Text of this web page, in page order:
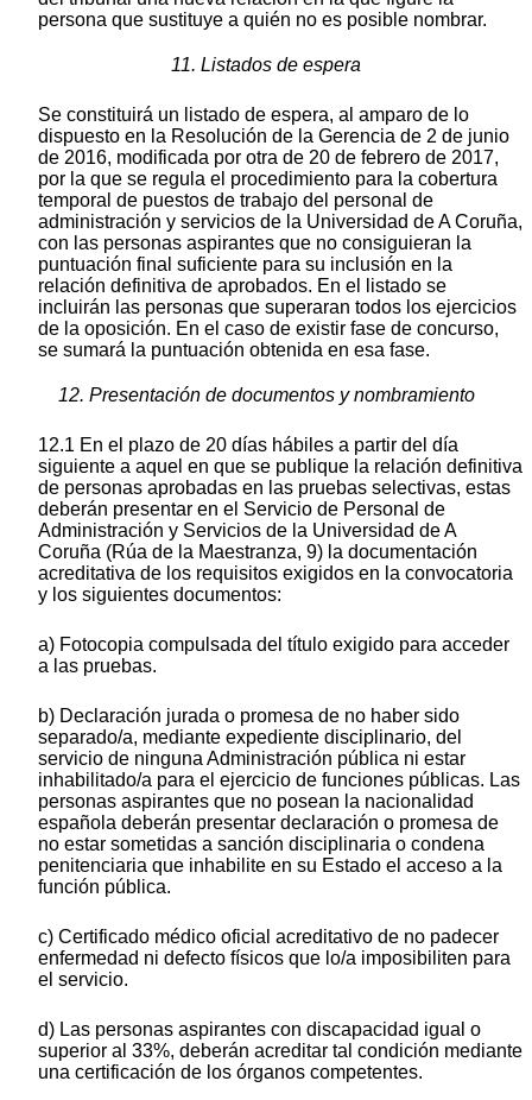
persona que sustituye a quién no es posible nombrar.
11. Listados de espera
Se constituirá un listado de espera, al amparo de lo
dispuesto en la Resolución de la Gerencia de 2 de junio
de 2016, modificada por otra de 20 de febrero de 2017,
por la que se regula el procedimiento para la cobertura
temporal de puestos de trabajo del personal de
administración y servicios de la Universidad de A Coruña,
con las personas aspirantes que no consiguieran la
puntuación final suficiente para su inclusión en la
relación definitiva de aprobados. En el listado se
incluirán las personas que superaran todos los ejercicios
de la oposición. En el caso de existir fase de concurso,
se sumará la puntuación obtenida en esa fase.
12. Presentación de documentos y nombramiento
12.1 En el plazo de 20 días hábiles a partir del día
siguiente a aquel en que se publique la relación definitiva
de personas aprobadas en las pruebas selectivas, estas
deberán presentar en el Servicio de Personal de
Administración y Servicios de la Universidad de A
Coruña (Rúa de la Maestranza, 9) la documentación
acreditativa de los requisitos exigidos en la convocatoria
y los siguientes documentos:
a) Fotocopia compulsada del título exigido para acceder
a las pruebas.
b) Declaración jurada o promesa de no haber sido
separado/a, mediante expediente disciplinario, del
servicio de ninguna Administración pública ni estar
inhabilitado/a para el ejercicio de funciones públicas. Las
personas aspirantes que no posean la nacionalidad
española deberán presentar declaración o promesa de
no estar sometidas a sanción disciplinaria o condena
penitenciaria que inhabilite en su Estado el acceso a la
función pública.
c) Certificado médico oficial acreditativo de no padecer
enfermedad ni defecto físicos que lo/a imposibiliten para
el servicio.
d) Las personas aspirantes con discapacidad igual o
superior al 33%, deberán acreditar tal condición mediante
una certificación de los órganos competentes.